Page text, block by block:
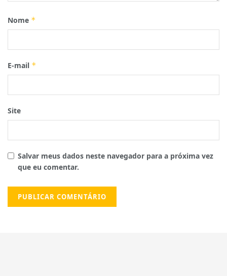
Nome *
E-mail *
Site
Salvar meus dados neste navegador para a próxima vez
que eu comentar.